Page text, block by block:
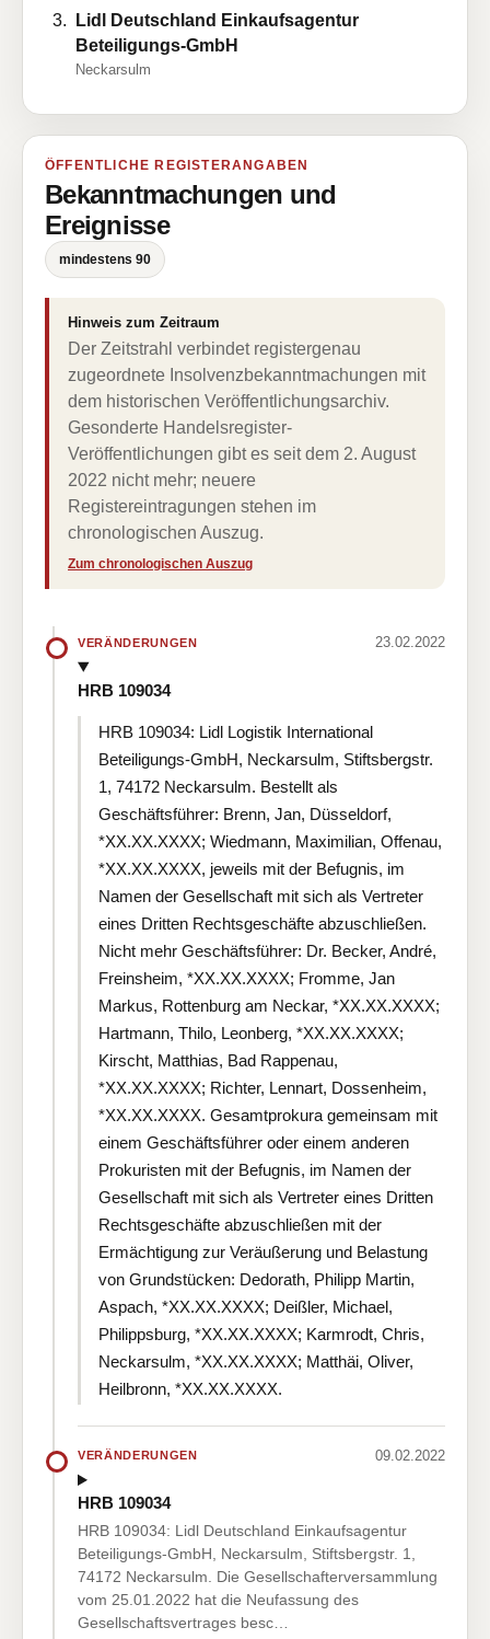
Lidl Deutschland Einkaufsagentur
Beteiligungs-GmbH
Neckarsulm
ÖFFENTLICHE REGISTERANGABEN
Bekanntmachungen und
Ereignisse
mindestens 90
Hinweis zum Zeitraum
Der Zeitstrahl verbindet registergenau
zugeordnete Insolvenzbekanntmachungen mit
dem historischen Veröffentlichungsarchiv.
Gesonderte Handelsregister-
Veröffentlichungen gibt es seit dem 2. August
2022 nicht mehr; neuere
Registereintragungen stehen im
chronologischen Auszug.
Zum chronologischen Auszug
VERÄNDERUNGEN 23.02.2022
HRB 109034
HRB 109034: Lidl Logistik International
Beteiligungs-GmbH, Neckarsulm, Stiftsbergstr.
1, 74172 Neckarsulm. Bestellt als
Geschäftsführer: Brenn, Jan, Düsseldorf,
*XX.XX.XXXX; Wiedmann, Maximilian, Offenau,
*XX.XX.XXXX, jeweils mit der Befugnis, im
Namen der Gesellschaft mit sich als Vertreter
eines Dritten Rechtsgeschäfte abzuschließen.
Nicht mehr Geschäftsführer: Dr. Becker, André,
Freinsheim, *XX.XX.XXXX; Fromme, Jan
Markus, Rottenburg am Neckar, *XX.XX.XXXX;
Hartmann, Thilo, Leonberg, *XX.XX.XXXX;
Kirscht, Matthias, Bad Rappenau,
*XX.XX.XXXX; Richter, Lennart, Dossenheim,
*XX.XX.XXXX. Gesamtprokura gemeinsam mit
einem Geschäftsführer oder einem anderen
Prokuristen mit der Befugnis, im Namen der
Gesellschaft mit sich als Vertreter eines Dritten
Rechtsgeschäfte abzuschließen mit der
Ermächtigung zur Veräußerung und Belastung
von Grundstücken: Dedorath, Philipp Martin,
Aspach, *XX.XX.XXXX; Deißler, Michael,
Philippsburg, *XX.XX.XXXX; Karmrodt, Chris,
Neckarsulm, *XX.XX.XXXX; Matthäi, Oliver,
Heilbronn, *XX.XX.XXXX.
VERÄNDERUNGEN 09.02.2022
HRB 109034
HRB 109034: Lidl Deutschland Einkaufsagentur
Beteiligungs-GmbH, Neckarsulm, Stiftsbergstr. 1,
74172 Neckarsulm. Die Gesellschafterversammlung
vom 25.01.2022 hat die Neufassung des
Gesellschaftsvertrages besc…